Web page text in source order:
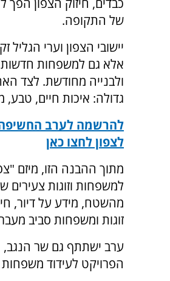
של התקופה.
יישובי הצפון וערי
אלא גם למשפחות חדשות,
ולבנייה מחודשת. לצד
גדולה: איכות חיים, טבע,
להרשמה לערב
לצפון לחצו כאן
מתוך ההבנה הזו, מיזם
למשפחות וזוגות צעירים
מהשטח, מידע על דיור,
זוגות ומשפחות סביב
ערב ישתתף גם שר הנגב,
הפרויקט לעידוד משפחות